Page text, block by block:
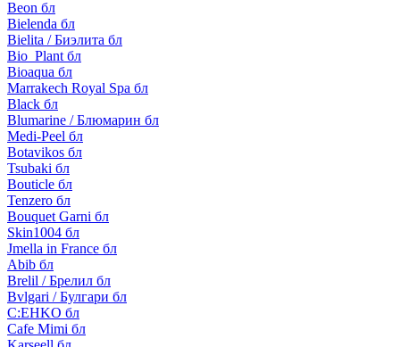
Beon бл
Bielenda бл
Bielita / Биэлита бл
Bio_Plant бл
Bioaqua бл
Marrakech Royal Spa бл
Black бл
Blumarine / Блюмарин бл
Medi-Peel бл
Botavikos бл
Tsubaki бл
Bouticle бл
Tenzero бл
Bouquet Garni бл
Skin1004 бл
Jmella in France бл
Abib бл
Brelil / Брелил бл
Bvlgari / Булгари бл
C:EHKO бл
Cafe Mimi бл